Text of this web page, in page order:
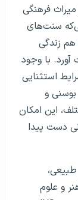
فرهنگی
سنت‌های
هم زندگی
آورد. با وجود
استثنایی
و
این امکان
دست پیدا
و علوم